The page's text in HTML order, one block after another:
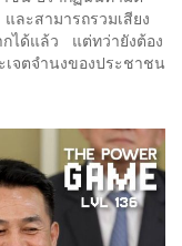
ละสามารถรวมเสียง
กได้แล้ว แต่ทว่ายังต้อง
เจตจำนงของประชาชน